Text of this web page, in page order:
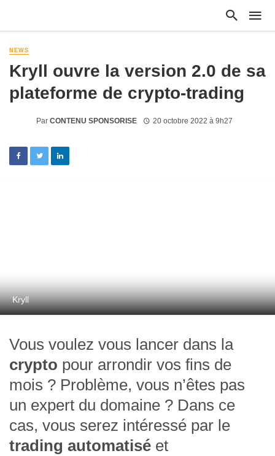
NEWS
Kryll ouvre la version 2.0 de sa
plateforme de crypto-trading
Par CONTENU SPONSORISE 20 octobre 2022 à 9h27
Kryll
Vous voulez vous lancer dans la
crypto pour arrondir vos fins de
mois ? Problème, vous n’êtes pas
un expert du domaine ? Dans ce
cas, vous serez intéressé par le
trading automatisé et